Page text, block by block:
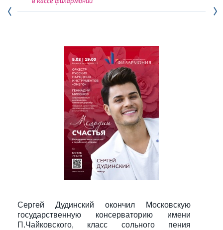
Контакты
в кассе филармонии
Сергей Дудинский окончил Московскую
государственную консерваторию имени
П.Чайковского, класс сольного пения